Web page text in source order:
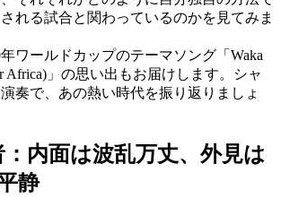
れる試合と関わっているのかを見てみま
年ワールドカップのテーマソング「Waka
Africa)」の思い出もお届けします。シャ
奏で、あの熱い時代を振り返りましょ
内面は波乱万丈、外見は
静